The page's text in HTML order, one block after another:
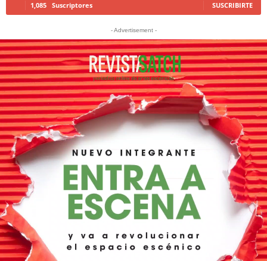
1,085 Suscriptores SUSCRIBIRTE
- Advertisement -